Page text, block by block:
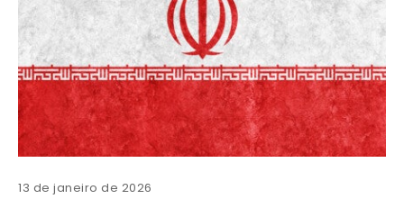
13 de janeiro de 2026